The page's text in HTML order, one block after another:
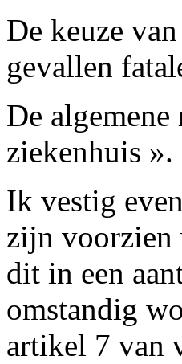
De keuze
gevallen
De
ziekenhuis ».
Ik vestig
zijn voorzien
dit in een
omstandig
artikel 7 van